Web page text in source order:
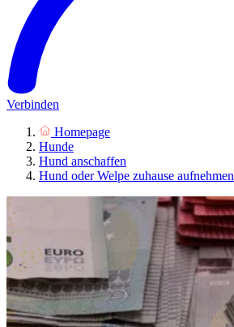
Verbinden
Homepage
Hunde
Hund anschaffen
Hund oder Welpe zuhause aufnehmen